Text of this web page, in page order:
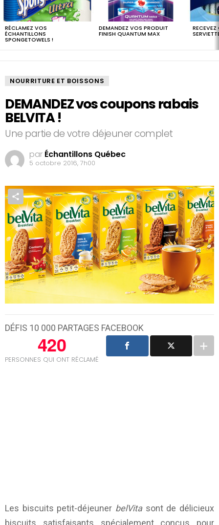
RÉCLAMEZ VOS
ÉCHANTILLONS
SPONGETOWELS !
DEMANDEZ VOS PRODUIT
FINISH QUANTUM MAX
NOURRITURE ET BOISSONS
DEMANDEZ vos coupons rabais
BELVITA !
Une partie de votre déjeuner complet
par Échantillons Québec
5 octobre 2016, 7h00
DÉFIS 10 000 PARTAGES FACEBOOK
420
PERSONNES QUI ONT RÉCLAMÉ
Les biscuits petit-déjeuner belVitasont de délicieux
biscuits satisfaisants spécialement conçus pour